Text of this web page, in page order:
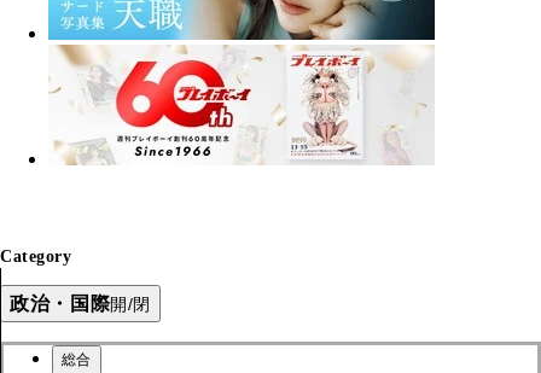
Category
政治・国際開/閉
総合